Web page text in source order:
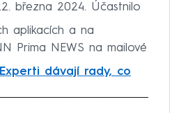
března 2024. Účastnilo
aplikacích a na
Prima NEWS na mailové
dávají rady, co